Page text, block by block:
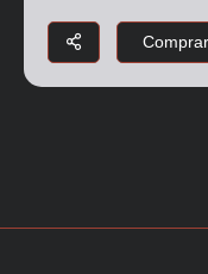
Comprar